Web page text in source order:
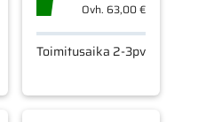
Ovh. 63,00 €
Toimitusaika 2-3pv